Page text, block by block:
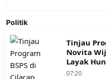
Politik
Tinjau
Novita
Layak
07:20